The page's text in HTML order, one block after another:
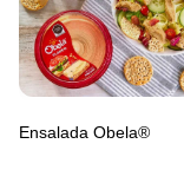
Ensalada Obela®